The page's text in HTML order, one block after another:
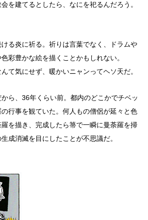
を建てるとしたら、なにを祀るんだろう。
る炎に祈る。祈りは言葉でなく、ドラムや
彩豊かな絵を描くことかもしれない。
て気にせず、暖かいニャンってヘソ天だ。
ら、36年くらい前。都内のどこかでチベッ
の行事を観ていた。何人もの僧侶が延々と色
を描き、完成したら箒で一瞬に曼荼羅を掃
成消滅を目にしたことが不思議だ。